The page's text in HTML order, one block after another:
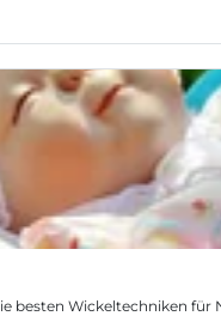
besten Wickeltechniken für